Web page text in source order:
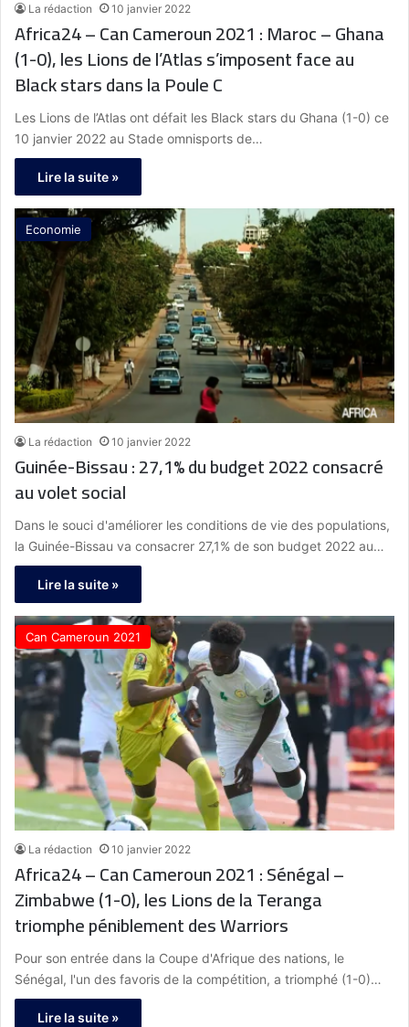
La rédaction 10 janvier 2022
Africa24 – Can Cameroun 2021 : Maroc – Ghana
(1-0), les Lions de l’Atlas s’imposent face au
Black stars dans la Poule C
Les Lions de l’Atlas ont défait les Black stars du Ghana (1-0) ce
10 janvier 2022 au Stade omnisports de…
Lire la suite »
Economie
La rédaction 10 janvier 2022
Guinée-Bissau : 27,1% du budget 2022 consacré
au volet social
Dans le souci d'améliorer les conditions de vie des populations,
la Guinée-Bissau va consacrer 27,1% de son budget 2022 au…
Lire la suite »
Can Cameroun 2021
La rédaction 10 janvier 2022
Africa24 – Can Cameroun 2021 : Sénégal –
Zimbabwe (1-0), les Lions de la Teranga
triomphe péniblement des Warriors
Pour son entrée dans la Coupe d'Afrique des nations, le
Sénégal, l'un des favoris de la compétition, a triomphé (1-0)…
Lire la suite »